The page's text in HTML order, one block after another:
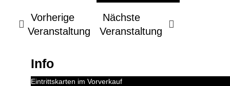
Vorherige
Veranstaltung
Nächste
Veranstaltung
Info
Eintrittskarten im Vorverkauf